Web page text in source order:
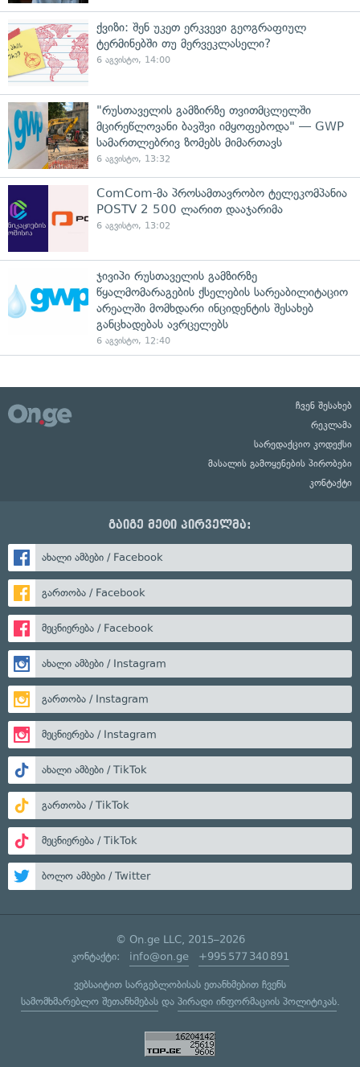
ქვიზი: შენ უკეთ ერკვევი გეოგრაფიულ
ტერმინებში თუ მერვეკლასელი?
6 აგვისტო, 14:00
"რუსთაველის გამზირზე თვითმცლელში
მცირეწლოვანი ბავშვი იმყოფებოდა" — GWP
სამართლებრივ ზომებს მიმართავს
6 აგვისტო, 13:32
ComCom-მა პროსამთავრობო ტელეკომპანია
POSTV 2 500 ლარით დააჯარიმა
6 აგვისტო, 13:02
ჯივიპი რუსთაველის გამზირზე
წყალმომარაგების ქსელების სარეაბილიტაციო
არეალში მომხდარი ინციდენტის შესახებ
განცხადებას ავრცელებს
6 აგვისტო, 12:40
ჩვენ შესახებ
რეკლამა
სარედაქციო კოდექსი
მასალის გამოყენების პირობები
კონტაქტი
გაიგე მეტი პირველმა:
ახალი ამბები / Facebook
გართობა / Facebook
მეცნიერება / Facebook
ახალი ამბები / Instagram
გართობა / Instagram
მეცნიერება / Instagram
ახალი ამბები / TikTok
გართობა / TikTok
მეცნიერება / TikTok
ბოლო ამბები / Twitter
© On.ge LLC, 2015–2026
კონტაქტი: info@on.ge +995 577 340 891
ვებსაიტით სარგებლობისას ეთანხმებით ჩვენს
სამომხმარებლო შეთანხმებასდა პირადი ინფორმაციის პოლიტიკას.